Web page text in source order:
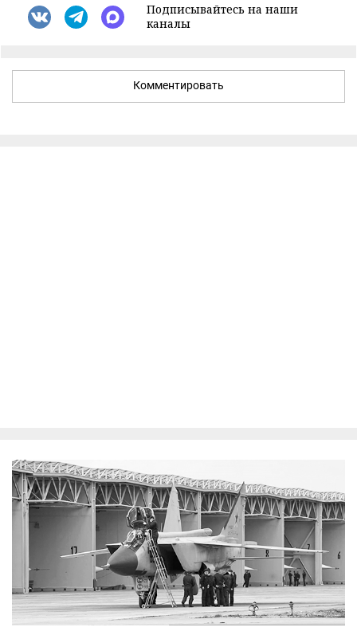
Подписывайтесь на наши
каналы
Комментировать